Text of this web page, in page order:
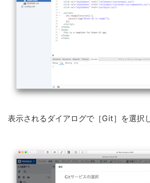
表示されるダイアログで［Git］を選択